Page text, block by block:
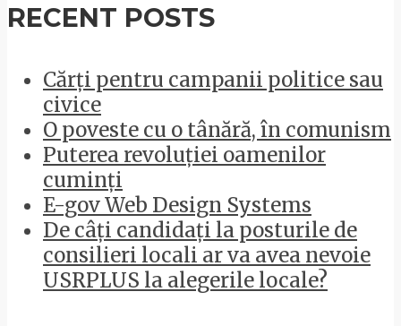
RECENT POSTS
Cărți pentru campanii politice sau
civice
O poveste cu o tânără, în comunism
Puterea revoluției oamenilor
cuminți
E-gov Web Design Systems
De câți candidați la posturile de
consilieri locali ar va avea nevoie
USRPLUS la alegerile locale?